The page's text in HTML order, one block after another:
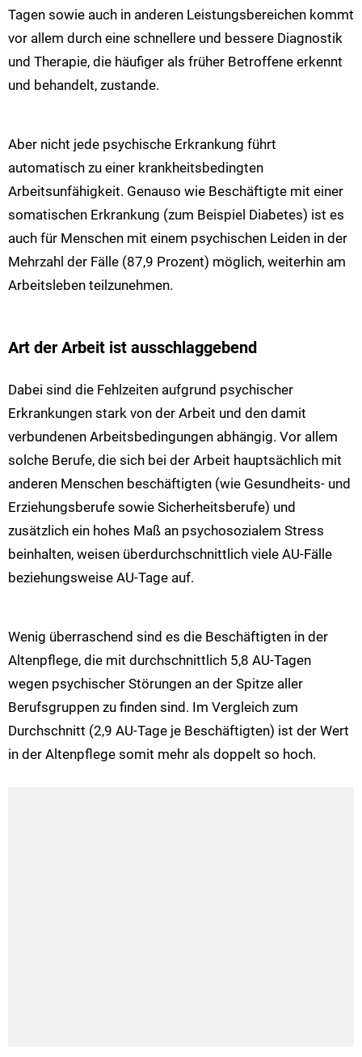
Tagen sowie auch in anderen Leistungsbereichen kommt
vor allem durch eine schnellere und bessere Diagnostik
und Therapie, die häufiger als früher Betroffene erkennt
und behandelt, zustande.
Aber nicht jede psychische Erkrankung führt
automatisch zu einer krankheitsbedingten
Arbeitsunfähigkeit. Genauso wie Beschäftigte mit einer
somatischen Erkrankung (zum Beispiel Diabetes) ist es
auch für Menschen mit einem psychischen Leiden in der
Mehrzahl der Fälle (87,9 Prozent) möglich, weiterhin am
Arbeitsleben teilzunehmen.
Art der Arbeit ist ausschlaggebend
Dabei sind die Fehlzeiten aufgrund psychischer
Erkrankungen stark von der Arbeit und den damit
verbundenen Arbeitsbedingungen abhängig. Vor allem
solche Berufe, die sich bei der Arbeit hauptsächlich mit
anderen Menschen beschäftigten (wie Gesundheits- und
Erziehungsberufe sowie Sicherheitsberufe) und
zusätzlich ein hohes Maß an psychosozialem Stress
beinhalten, weisen überdurchschnittlich viele AU-Fälle
beziehungsweise AU-Tage auf.
Wenig überraschend sind es die Beschäftigten in der
Altenpflege, die mit durchschnittlich 5,8 AU-Tagen
wegen psychischer Störungen an der Spitze aller
Berufsgruppen zu finden sind. Im Vergleich zum
Durchschnitt (2,9 AU-Tage je Beschäftigten) ist der Wert
in der Altenpflege somit mehr als doppelt so hoch.